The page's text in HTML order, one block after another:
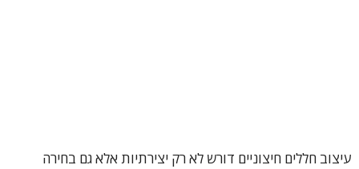
עיצוב חללים חיצוניים דורש לא רק יצירתיות אלא גם בחירה